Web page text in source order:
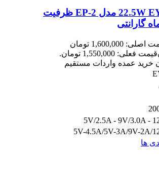
پاوربانک 22.5W EYEZEN مدل EP-2 ظرفیت
قیمت اصلی: 1,600,000 تومان
قیمت فعلی: 1,550,000 تومان.
5V/2.5A - 9V/3.0A -
5V-4.5A/5V-3A/9V-2A/
ها